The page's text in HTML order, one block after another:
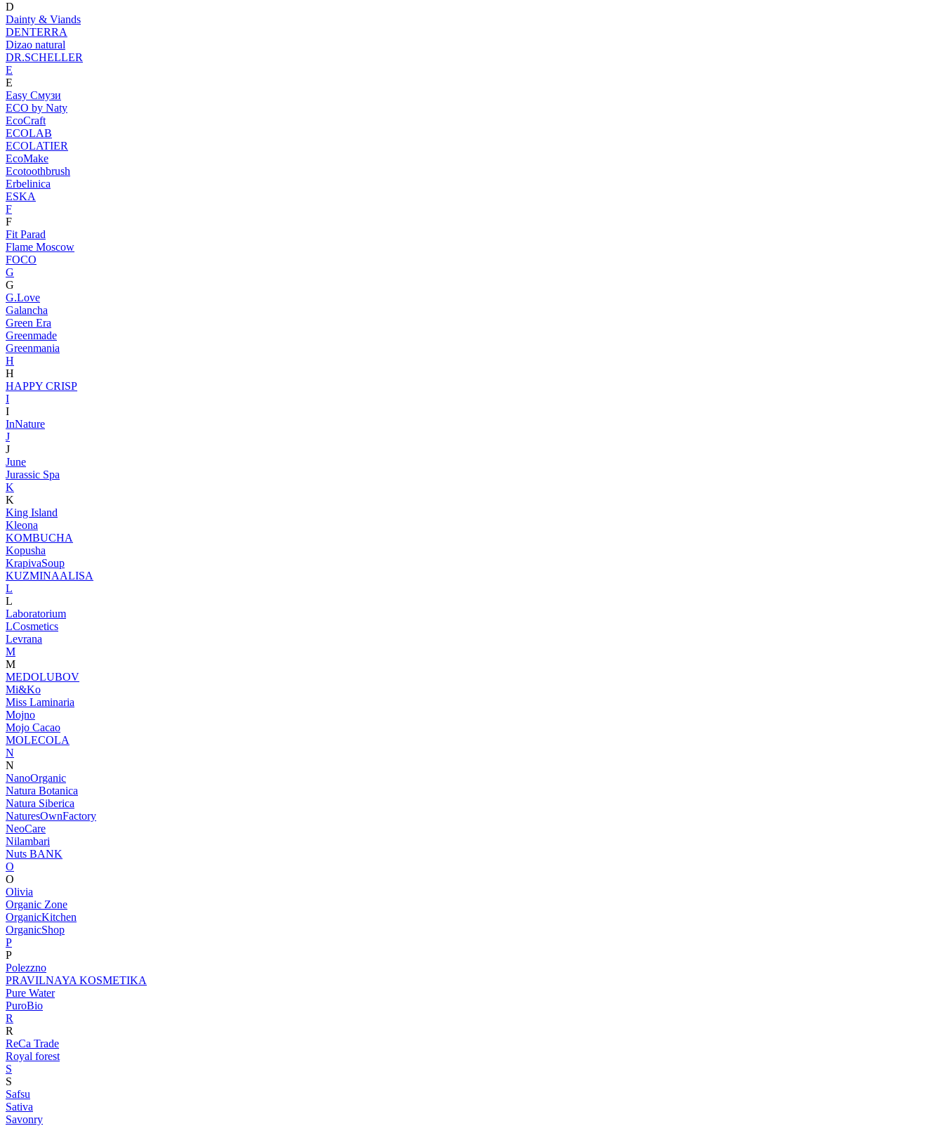
D
Dainty & Viands
DENTERRA
Dizao natural
DR.SCHELLER
E
E
Easy Смузи
ECO by Naty
EcoCraft
ECOLAB
ECOLATIER
EcoMake
Ecotoothbrush
Erbelinica
ESKA
F
F
Fit Parad
Flame Moscow
FOCO
G
G
G.Love
Galancha
Green Era
Greenmade
Greenmania
H
H
HAPPY CRISP
I
I
InNature
J
J
June
Jurassic Spa
K
K
King Island
Kleona
KOMBUCHA
Kopusha
KrapivaSoup
KUZMINAALISA
L
L
Laboratorium
LCosmetics
Levrana
M
M
MEDOLUBOV
Mi&Ko
Miss Laminaria
Mojno
Mojo Cacao
MOLECOLA
N
N
NanoOrganic
Natura Botanica
Natura Siberica
NaturesOwnFactory
NeoCare
Nilambari
Nuts BANK
O
O
Olivia
Organic Zone
OrganicKitchen
OrganicShop
P
P
Polezzno
PRAVILNAYA KOSMETIKA
Pure Water
PuroBio
R
R
ReCa Trade
Royal forest
S
S
Safsu
Sativa
Savonry